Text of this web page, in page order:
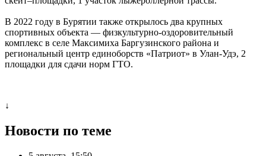
В 2022 году в Бурятии также открылось два крупных
спортивных объекта — физкультурно-оздоровительный
комплекс в селе Максимиха Баргузинского района и
региональный центр единоборств «Патриот» в Улан-Удэ, 2
площадки для сдачи норм ГТО.
↓
Новости по теме